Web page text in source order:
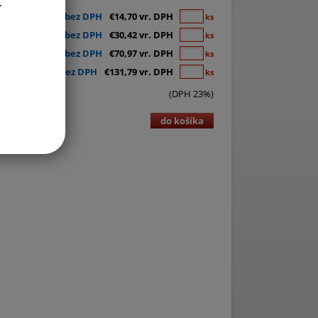
€11,95 bez DPH €14,70 vr. DPH ks
€24,73 bez DPH €30,42 vr. DPH ks
€57,70 bez DPH €70,97 vr. DPH ks
€107,15 bez DPH €131,79 vr. DPH ks
(DPH 23%)
do košíka